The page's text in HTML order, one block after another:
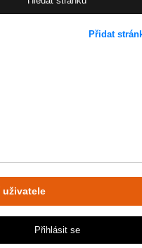
uživatele
Přihlásit se
Přidat